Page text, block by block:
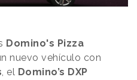
Domino's Pizza
nuevo vehículo con
, el Domino’s DXP